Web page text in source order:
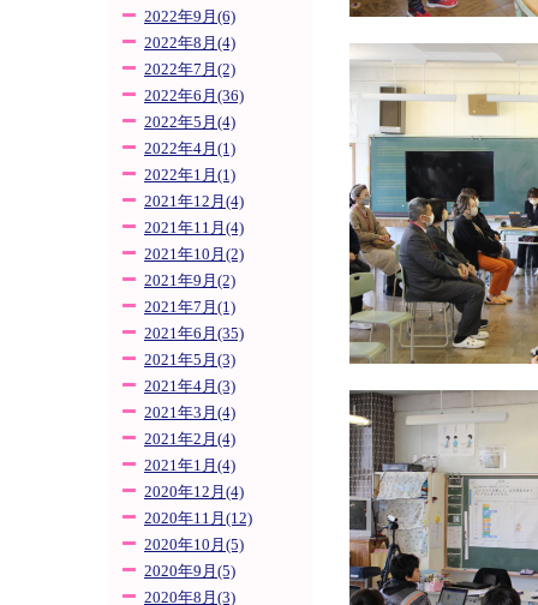
2022年9月(6)
2022年8月(4)
2022年7月(2)
2022年6月(36)
2022年5月(4)
2022年4月(1)
2022年1月(1)
2021年12月(4)
2021年11月(4)
2021年10月(2)
2021年9月(2)
2021年7月(1)
2021年6月(35)
2021年5月(3)
2021年4月(3)
2021年3月(4)
2021年2月(4)
2021年1月(4)
2020年12月(4)
2020年11月(12)
2020年10月(5)
2020年9月(5)
2020年8月(3)